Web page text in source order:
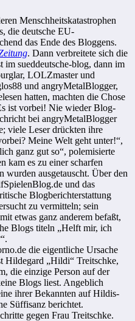
Menschheitskatastrophen
die deutsche EU-
das Ende des Bloggens.
. Dann verbreitete sich die
sueddeutsche-blog, dann im
LOLZmaster und
und angryMetalBlogger,
hatten, machten die Chose
ist vorbei! Nie wieder Blog-
bei angryMetalBlogger
viele Leser drückten ihre
Meine Welt geht unter!“,
ganz gut so“, polemisierte
kam es zu einer scharfen
ausgetauscht. Über den
und das
Blogberichterstattung
zu vermitteln; sein
etwas ganz anderem befaßt,
Blogs titeln „Helft mir, ich
die eigentliche Ursache
Hildegard „Hildi“ Treitschke,
die einzige Person auf der
Blogs liest. Angeblich
ihrer Bekannten auf Hildis-
Süffisanz berichtet.
gegen Frau Treitschke.